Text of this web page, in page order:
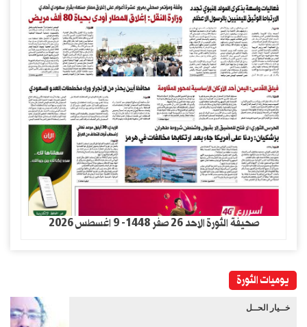
صحيفة الثورة الاحد 26 صفر 1448- 9 اغسطس 2026
يوميات الثورة
خــيار الحــل